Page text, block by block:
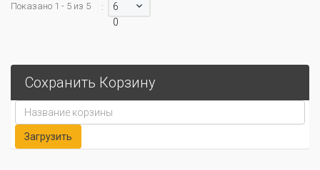
Показано 1 - 5 из 5 :
6
0
Сохранить Корзину